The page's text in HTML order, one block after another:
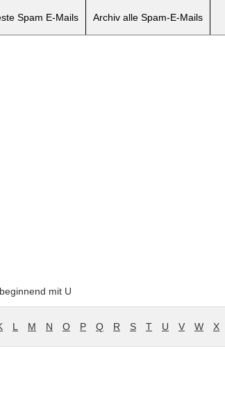
Spam E-Mails Archiv alle Spam-E-Mails
mit U
L M N O P Q R S T U V W X